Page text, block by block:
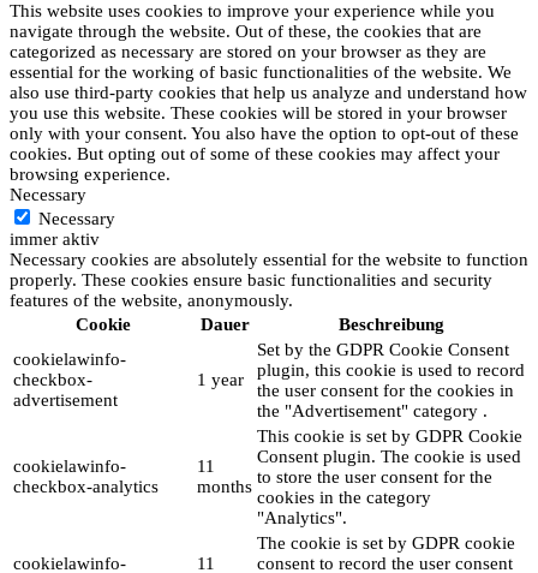
This website uses cookies to improve your experience while you
navigate through the website. Out of these, the cookies that are
categorized as necessary are stored on your browser as they are
essential for the working of basic functionalities of the website. We
also use third-party cookies that help us analyze and understand how
you use this website. These cookies will be stored in your browser
only with your consent. You also have the option to opt-out of these
cookies. But opting out of some of these cookies may affect your
browsing experience.
Necessary
Necessary
immer aktiv
Necessary cookies are absolutely essential for the website to function
properly. These cookies ensure basic functionalities and security
features of the website, anonymously.
Cookie
Dauer
Beschreibung
cookielawinfo-
checkbox-
advertisement
1 year
Set by the GDPR Cookie Consent
plugin, this cookie is used to record
the user consent for the cookies in
the "Advertisement" category .
cookielawinfo-
checkbox-analytics
11
months
This cookie is set by GDPR Cookie
Consent plugin. The cookie is used
to store the user consent for the
cookies in the category
"Analytics".
cookielawinfo-
11
The cookie is set by GDPR cookie
consent to record the user consent